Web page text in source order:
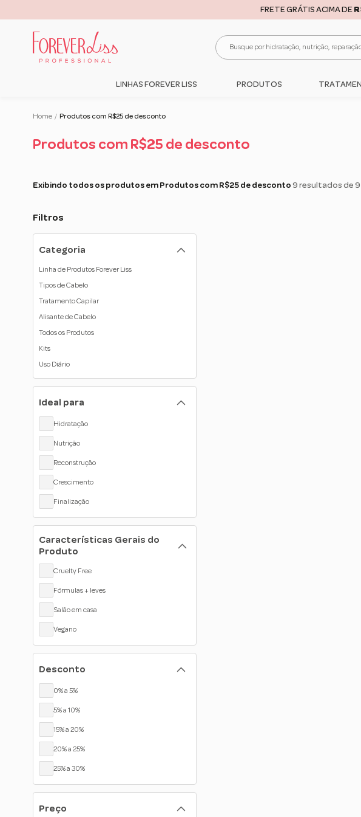
FRETE GRÁTIS ACIMA DE
LINHAS FOREVER LISS PRODUTOS
Home / Produtos com R$25 de desconto
Produtos com R$25 de desconto
Exibindo todos os produtos em Produtos com R$25 de desconto 9 resultados de 9
Filtros
Categoria
Linha de Produtos Forever Liss
Tipos de Cabelo
Tratamento Capilar
Alisante de Cabelo
Todos os Produtos
Kits
Uso Diário
Ideal para
Hidratação
Nutrição
Reconstrução
Crescimento
Finalização
Características Gerais do
Produto
Cruelty Free
Fórmulas + leves
Salão em casa
Vegano
Desconto
0% a 5%
5% a 10%
15% a 20%
20% a 25%
25% a 30%
Preço